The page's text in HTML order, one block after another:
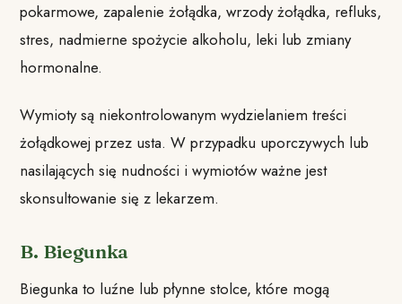
pokarmowe, zapalenie żołądka, wrzody żołądka, refluks,
stres, nadmierne spożycie alkoholu, leki lub zmiany
hormonalne.
Wymioty są niekontrolowanym wydzielaniem treści
żołądkowej przez usta. W przypadku uporczywych lub
nasilających się nudności i wymiotów ważne jest
skonsultowanie się z lekarzem.
B. Biegunka
Biegunka to luźne lub płynne stolce, które mogą